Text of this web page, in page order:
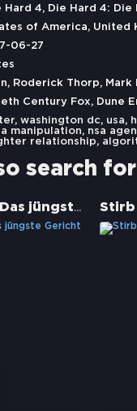
Hard 4, Die Hard 4:
of America, United
06-27
Roderick Thorp, Mark
Century Fox, Dune
, washington dc, usa,
manipulation, nsa
relationship,
search for
Armageddon - Das jüngste Gericht